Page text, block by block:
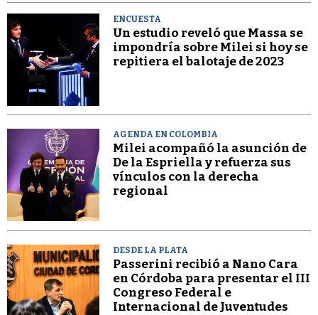
ENCUESTA
Un estudio reveló que Massa se
impondría sobre Milei si hoy se
repitiera el balotaje de 2023
AGENDA EN COLOMBIA
Milei acompañó la asunción de
De la Espriella y refuerza sus
vínculos con la derecha
regional
DESDE LA PLATA
Passerini recibió a Nano Cara
en Córdoba para presentar el III
Congreso Federal e
Internacional de Juventudes